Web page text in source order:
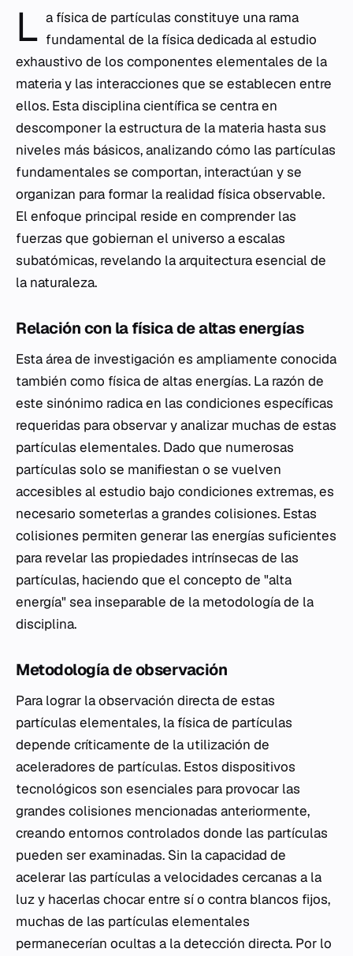
L a física de partículas constituye una rama
fundamental de la física dedicada al estudio
exhaustivo de los componentes elementales de la
materia y las interacciones que se establecen entre
ellos. Esta disciplina científica se centra en
descomponer la estructura de la materia hasta sus
niveles más básicos, analizando cómo las partículas
fundamentales se comportan, interactúan y se
organizan para formar la realidad física observable.
El enfoque principal reside en comprender las
fuerzas que gobiernan el universo a escalas
subatómicas, revelando la arquitectura esencial de
la naturaleza.
Relación con la física de altas energías
Esta área de investigación es ampliamente conocida
también como física de altas energías. La razón de
este sinónimo radica en las condiciones específicas
requeridas para observar y analizar muchas de estas
partículas elementales. Dado que numerosas
partículas solo se manifiestan o se vuelven
accesibles al estudio bajo condiciones extremas, es
necesario someterlas a grandes colisiones. Estas
colisiones permiten generar las energías suficientes
para revelar las propiedades intrínsecas de las
partículas, haciendo que el concepto de "alta
energía" sea inseparable de la metodología de la
disciplina.
Metodología de observación
Para lograr la observación directa de estas
partículas elementales, la física de partículas
depende críticamente de la utilización de
aceleradores de partículas. Estos dispositivos
tecnológicos son esenciales para provocar las
grandes colisiones mencionadas anteriormente,
creando entornos controlados donde las partículas
pueden ser examinadas. Sin la capacidad de
acelerar las partículas a velocidades cercanas a la
luz y hacerlas chocar entre sí o contra blancos fijos,
muchas de las partículas elementales
permanecerían ocultas a la detección directa. Por lo